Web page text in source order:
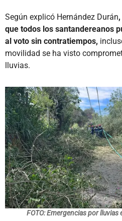
Según explicó Hernández Durán
que todos los santandereanos
al voto sin contratiempos,
movilidad se ha visto
lluvias.
FOTO: Emergencias por lluvias